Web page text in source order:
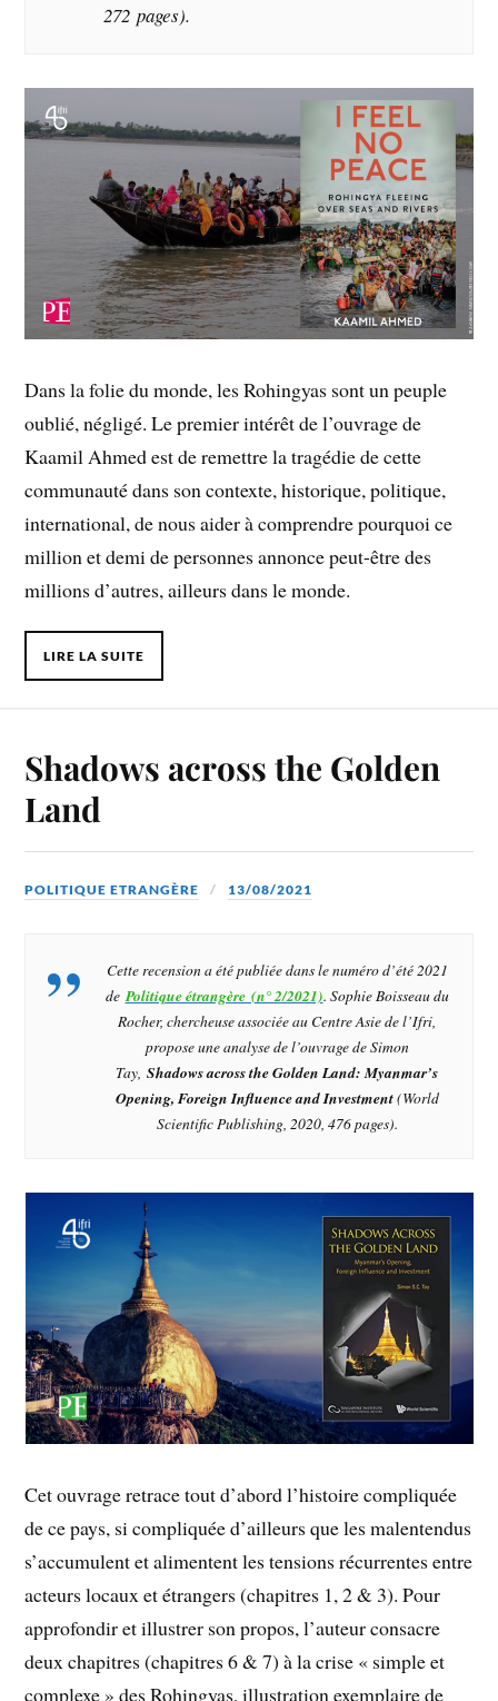
272 pages).
Dans la folie du monde, les Rohingyas sont un peuple
oublié, négligé. Le premier intérêt de l’ouvrage de
Kaamil Ahmed est de remettre la tragédie de cette
communauté dans son contexte, historique, politique,
international, de nous aider à comprendre pourquoi ce
million et demi de personnes annonce peut-être des
millions d’autres, ailleurs dans le monde.
LIRE LA SUITE
Shadows across the Golden
Land
POLITIQUE ETRANGÈRE 13/08/2021
Cette recension a été publiée dans le numéro d’été 2021
dePolitique étrangère (n° 2/2021). Sophie Boisseau du
Rocher, chercheuse associée au Centre Asie de l’Ifri,
propose une analyse de l’ouvrage de Simon
Tay, Shadows across the Golden Land: Myanmar’s
Opening, Foreign Influence and Investment(World
Scientific Publishing, 2020, 476 pages).
Cet ouvrage retrace tout d’abord l’histoire compliquée
de ce pays, si compliquée d’ailleurs que les malentendus
s’accumulent et alimentent les tensions récurrentes entre
acteurs locaux et étrangers (chapitres 1, 2 & 3). Pour
approfondir et illustrer son propos, l’auteur consacre
deux chapitres (chapitres 6 & 7) à la crise « simple et
complexe » des Rohingyas, illustration exemplaire de